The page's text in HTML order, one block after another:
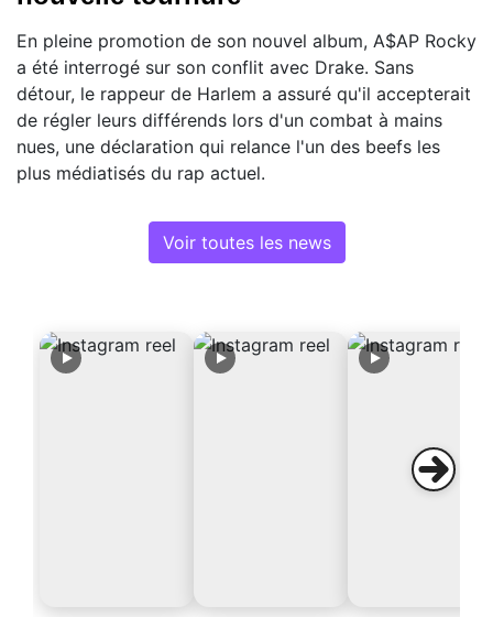
En pleine promotion de son nouvel album, A$AP Rocky
a été interrogé sur son conflit avec Drake. Sans
détour, le rappeur de Harlem a assuré qu'il accepterait
de régler leurs différends lors d'un combat à mains
nues, une déclaration qui relance l'un des beefs les
plus médiatisés du rap actuel.
Voir toutes les news